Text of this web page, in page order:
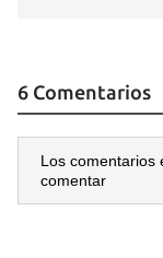
6 Comentarios
Los comentarios
comentar